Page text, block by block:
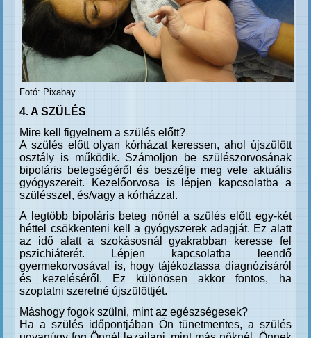
Fotó: Pixabay
4. A SZÜLÉS
Mire kell figyelnem a szülés előtt?
A szülés előtt olyan kórházat keressen, ahol újszülött
osztály is működik. Számoljon be szülészorvosának
bipoláris betegségéről és beszélje meg vele aktuális
gyógyszereit. Kezelőorvosa is lépjen kapcsolatba a
szülésszel, és/vagy a kórházzal.
A legtöbb bipoláris beteg nőnél a szülés előtt egy-két
héttel csökkenteni kell a gyógyszerek adagját. Ez alatt
az idő alatt a szokásosnál gyakrabban keresse fel
pszichiáterét. Lépjen kapcsolatba leendő
gyermekorvosával is, hogy tájékoztassa diagnózisáról
és kezeléséről. Ez különösen akkor fontos, ha
szoptatni szeretné újszülöttjét.
Máshogy fogok szülni, mint az egészségesek?
Ha a szülés időpontjában Ön tünetmentes, a szülés